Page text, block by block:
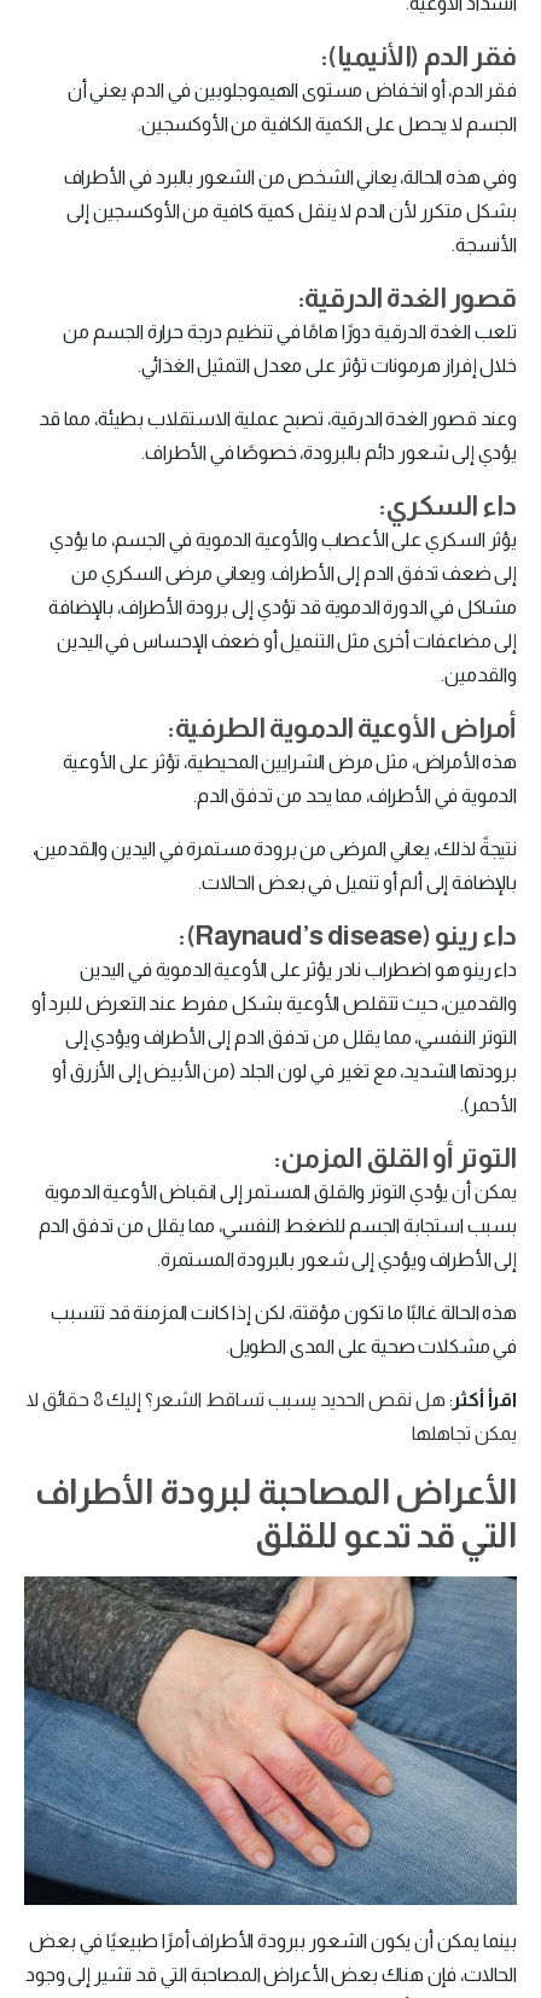
فقر الدم (الأنيميا):
فقر الدم، أو انخفاض مستوى الهيموجلوبين في الدم، يعني أن
الجسم لا يحصل على الكمية الكافية من الأوكسجين.
وفي هذه الحالة، يعاني الشخص من الشعور بالبرد في الأطراف
بشكل متكرر لأن الدم لا ينقل كمية كافية من الأوكسجين إلى
الأنسجة.
قصور الغدة الدرقية:
تلعب الغدة الدرقية دورًا هامًا في تنظيم درجة حرارة الجسم من
خلال إفراز هرمونات تؤثر على معدل التمثيل الغذائي.
وعند قصور الغدة الدرقية، تصبح عملية الاستقلاب بطيئة، مما قد
يؤدي إلى شعور دائم بالبرودة، خصوصًا في الأطراف.
داء السكري:
يؤثر السكري على الأعصاب والأوعية الدموية في الجسم، ما يؤدي
إلى ضعف تدفق الدم إلى الأطراف. ويعاني مرضى السكري من
مشاكل في الدورة الدموية قد تؤدي إلى برودة الأطراف، بالإضافة
إلى مضاعفات أخرى مثل التنميل أو ضعف الإحساس في اليدين
والقدمين.
أمراض الأوعية الدموية الطرفية:
هذه الأمراض، مثل مرض الشرايين المحيطية، تؤثر على الأوعية
الدموية في الأطراف، مما يحد من تدفق الدم.
نتيجةً لذلك، يعاني المرضى من برودة مستمرة في اليدين والقدمين،
بالإضافة إلى ألم أو تنميل في بعض الحالات.
داء رينو (Raynaud’s disease):
داء رينو هو اضطراب نادر يؤثر على الأوعية الدموية في اليدين
والقدمين، حيث تتقلص الأوعية بشكل مفرط عند التعرض للبرد أو
التوتر النفسي، مما يقلل من تدفق الدم إلى الأطراف ويؤدي إلى
برودتها الشديد، مع تغير في لون الجلد (من الأبيض إلى الأزرق أو
الأحمر).
التوتر أو القلق المزمن:
يمكن أن يؤدي التوتر والقلق المستمر إلى انقباض الأوعية الدموية
بسبب استجابة الجسم للضغط النفسي، مما يقلل من تدفق الدم
إلى الأطراف ويؤدي إلى شعور بالبرودة المستمرة.
هذه الحالة غالبًا ما تكون مؤقتة، لكن إذا كانت المزمنة قد تتسبب
في مشكلات صحية على المدى الطويل.
اقرأ أكثر :
هل نقص الحديد يسبب تساقط الشعر؟ إليك 8 حقائق لا
يمكن تجاهلها
الأعراض المصاحبة لبرودة الأطراف
التي قد تدعو للقلق
بينما يمكن أن يكون الشعور ببرودة الأطراف أمرًا طبيعيًا في بعض
الحالات، فإن هناك بعض الأعراض المصاحبة التي قد تشير إلى وجود